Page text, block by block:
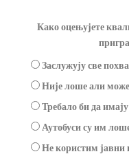
Како оцењујете
Заслужују све
Није лоше али
Требало би да
Аутобуси су им
Не користим јавни